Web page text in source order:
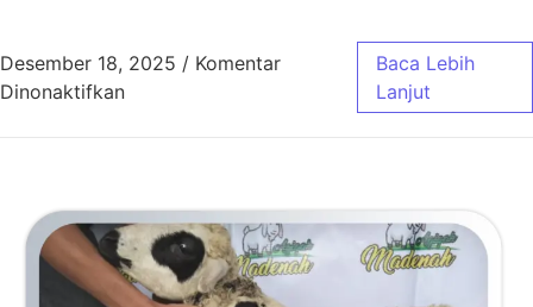
Desember 18, 2025 / Komentar
Dinonaktifkanpada 5 Aqiqah Bandung Pilihan Terbaik
Baca Lebih
Lanjut